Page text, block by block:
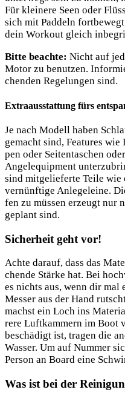
Für klei­ne­re Seen oder
sich mit Pad­deln
dein Work­out gleich
Bit­te beach­te: Nicht auf
Motor zu benut­zen.
chen­den Rege­lun­gen sind.
Extraausstattung fürs
Je nach Modell haben
gemacht sind, Fea­tures
pen oder Sei­ten­ta­schen
Ange­l­e­quip­ment
sind mit­ge­lie­fer­te Tei­le wie
ver­nünf­ti­ge Anle­ge­lei­ne.
fen zu müs­sen erzeugt
ge­plant sind.
Sicherheit geht vor!
Ach­te dar­auf, dass das
chen­de Stär­ke hat. Bei
es nichts aus, wenn dir mal
Mes­ser aus der Hand
machst ein Loch ins
re­re Luft­kam­mern im Boot
beschä­digt ist, tra­gen die
Was­ser. Um auf Num­mer
Per­son an Board eine
Was ist bei der